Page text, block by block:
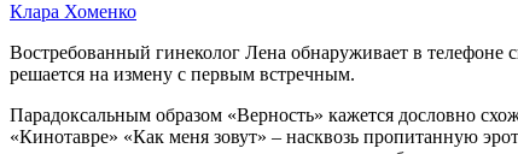
Клара Хоменко
Востребованный гинеколог Лена обнаруживает в телефоне
решается на измену с первым встречным.
Парадоксальным образом «Верность» кажется дословно
«Кинотавре» «Как меня зовут» – насквозь пропитанную